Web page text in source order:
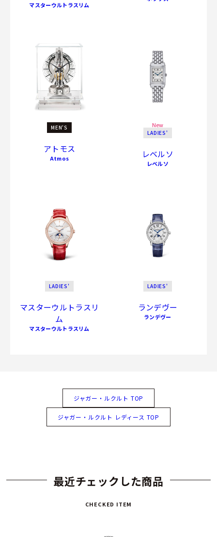
マスターウルトラスリム
MEN'S
アトモス
Atmos
New
LADIES'
レベルソ
レベルソ
LADIES'
マスターウルトラスリ
ム
マスターウルトラスリム
LADIES'
ランデヴー
ランデヴー
ジャガー・ルクルト TOP
ジャガー・ルクルト レディース TOP
最近チェックした商品
CHECKED ITEM